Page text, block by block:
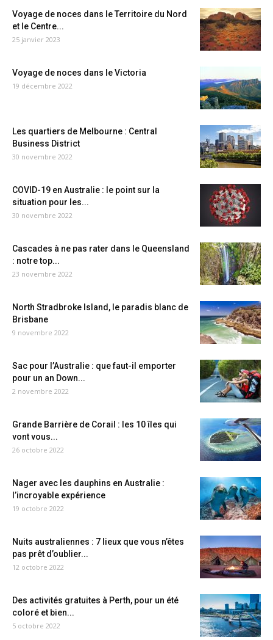
Voyage de noces dans le Territoire du Nord
et le Centre...
25 janvier 2023
Voyage de noces dans le Victoria
19 décembre 2022
Les quartiers de Melbourne : Central
Business District
30 novembre 2022
COVID-19 en Australie : le point sur la
situation pour les...
30 novembre 2022
Cascades à ne pas rater dans le Queensland
: notre top...
23 novembre 2022
North Stradbroke Island, le paradis blanc de
Brisbane
9 novembre 2022
Sac pour l’Australie : que faut-il emporter
pour un an Down...
2 novembre 2022
Grande Barrière de Corail : les 10 îles qui
vont vous...
26 octobre 2022
Nager avec les dauphins en Australie :
l’incroyable expérience
19 octobre 2022
Nuits australiennes : 7 lieux que vous n’êtes
pas prêt d’oublier...
12 octobre 2022
Des activités gratuites à Perth, pour un été
coloré et bien...
5 octobre 2022